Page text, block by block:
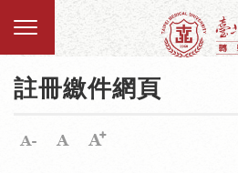
註冊繳件網頁